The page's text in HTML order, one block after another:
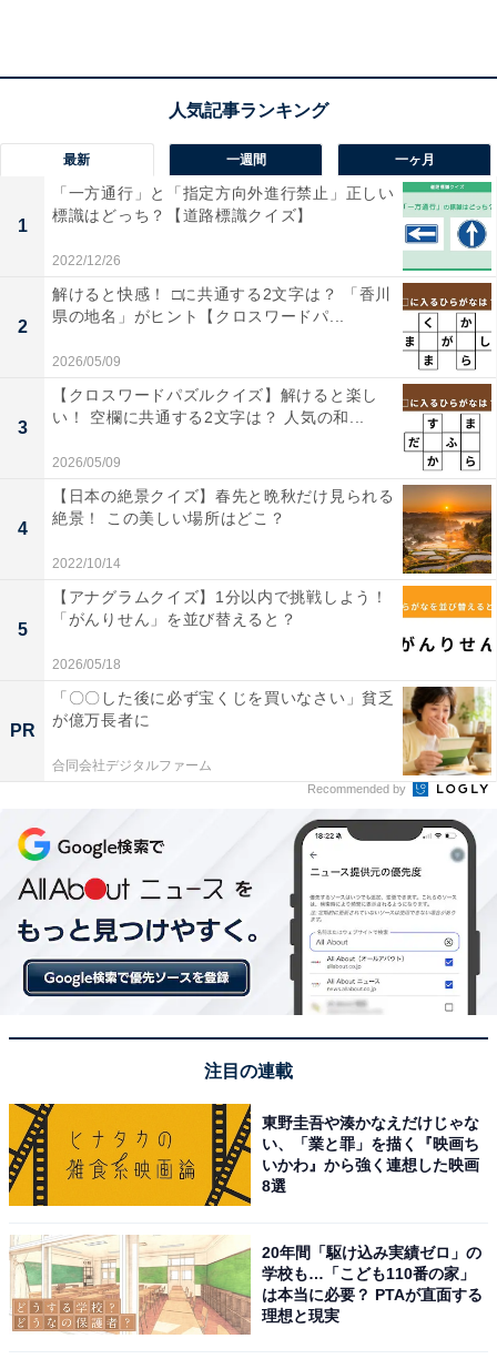
最新 一週間 一ヶ月
1
「一方通行」と「指定方向外進行禁止」正しい
標識はどっち？【道路標識クイズ】
2022/12/26
2
解けると快感！ □に共通する2文字は？ 「香川
県の地名」がヒント【クロスワードパ...
2026/05/09
3
【クロスワードパズルクイズ】解けると楽し
い！ 空欄に共通する2文字は？ 人気の和...
2026/05/09
4
【日本の絶景クイズ】春先と晩秋だけ見られる
絶景！ この美しい場所はどこ？
2022/10/14
5
【アナグラムクイズ】1分以内で挑戦しよう！
「がんりせん」を並び替えると？
2026/05/18
PR
「〇〇した後に必ず宝くじを買いなさい」貧乏
が億万長者に
合同会社デジタルファーム
Recommended by
注目の連載
東野圭吾や湊かなえだけじゃな
い、「業と罪」を描く『映画ち
いかわ』から強く連想した映画
8選
20年間「駆け込み実績ゼロ」の
学校も…「こども110番の家」
は本当に必要？ PTAが直面する
理想と現実